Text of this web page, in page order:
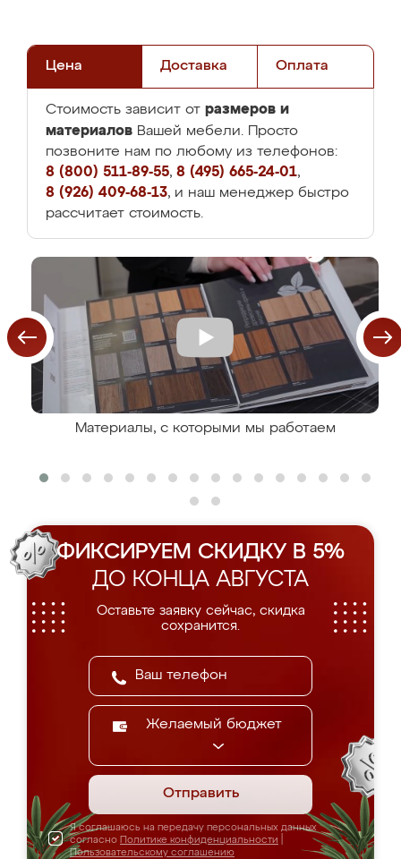
Цена Доставка Оплата
Стоимость зависит от размеров и
материалов Вашей мебели. Просто
позвоните нам по любому из телефонов:
8 (800) 511-89-55, 8 (495) 665-24-01,
8 (926) 409-68-13, и наш менеджер быстро
рассчитает стоимость.
Материалы, с которыми мы работаем
ФИКСИРУЕМ СКИДКУ В 5%
ДО КОНЦА АВГУСТА
Оставьте заявку сейчас, скидка
сохранится.
Желаемый бюджет
Отправить
Я соглашаюсь на передачу персональных данных
согласно Политике конфиденциальности
Пользовательскому соглашению